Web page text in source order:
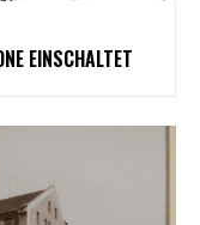
EINSCHALTET